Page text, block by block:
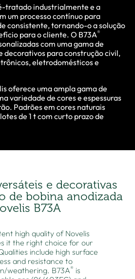
tratado industrialmente e a
um processo contínuo para
consistente, tornando-o a solução
para o cliente. O B73A®
com uma gama de
decorativos para construção civil,
eletrodomésticos e
oferece uma ampla gama de
variedade de cores e espessuras
Padrões em cores naturais
de 1 t com curto prazo de
e decorativas
de bobina anodizada
B73A
high quality of Novelis
it the right choice for our
include high surface
and resistance to
weathering. B73A® is